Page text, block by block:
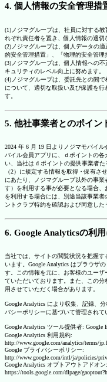
4. 個人情報の安全管理措
(1)ノジマグループは、社員に対する
れぞれ責任者を置き、個人情報の適切
(2)ノジマグループは、個人データの
的安全管理措置」、「物理的安全管理
(3)ノジマグループは、個人情報への
キュリティのレベル向上に努めます。
(4)ノジマグループは、委託先との間
について、適切な取扱い及び保護を
す。
5. 他社事業者とのポイン
2024 年 6 月 19 日よりノジマモバイ
バイル会員アプリに、ｄポイントの
い、当社は d ポイントの提供事業者
（2）に規定する情報を取得・保有さ
にあたり、ノジマグループ以外の事
す）を利用する事が必要となる場合
を利用する場合には、別途当該事業
ントクラブ特約を確認および同意した
6. Google Analyticsの利
当社では、サイトの閲覧状況を把握す
います。Google Analytics はブラウザ
す。この情報を元に、お客様のユー
ていただいております。また、この分
用させていただく場合があります。
Google Analytics により収集、記録、
バシーポリシーに基づいて管理されて
Google Analytics ツール提供者: Google
Google Analytics 利用規約:
http://www.google.com/analytics/terms/
Google プライバシーポリシー:
http://www.google.com/intl/ja/policies/
Google Analytics オプトアウトアドオン:
https://tools.google.com/dlpage/